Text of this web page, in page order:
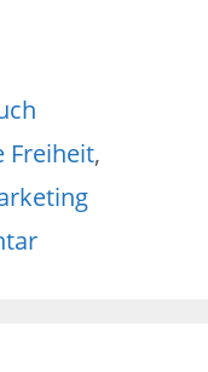
Freiheit,